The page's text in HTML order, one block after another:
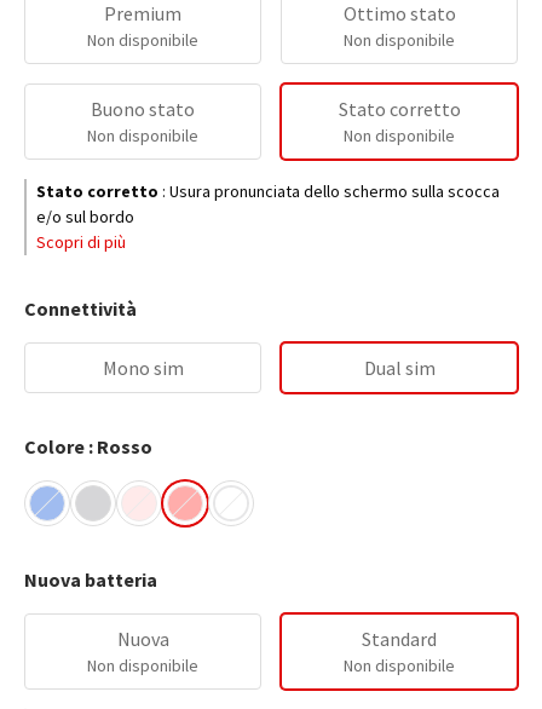
Premium
Non disponibile
Ottimo stato
Non disponibile
Buono stato
Non disponibile
Stato corretto
Non disponibile
Stato corretto : Usura pronunciata dello schermo sulla scocca
e/o sul bordo
Scopri di più
Connettività
Mono sim Dual sim
Colore : Rosso
Nuova batteria
Nuova
Non disponibile
Standard
Non disponibile